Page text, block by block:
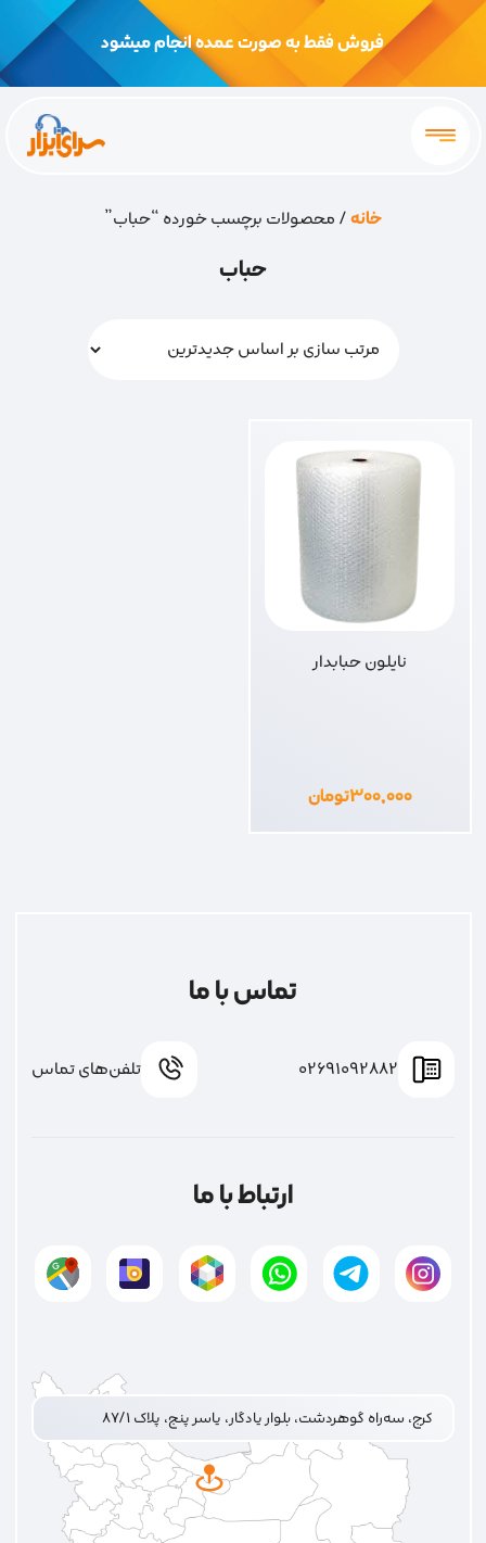
فروش فقط به صورت عمده انجام میشود
خانه/ محصولات برچسب خورده “حباب”
حباب
نایلون حبابدار
۳۰۰,۰۰۰تومان
تماس با ما
02691092882 تلفن‌های تماس
ارتباط با ما
کرج، سه‌راه گوهردشت، بلوار یادگار، یاسر پنج، پلاک ۸۷/۱